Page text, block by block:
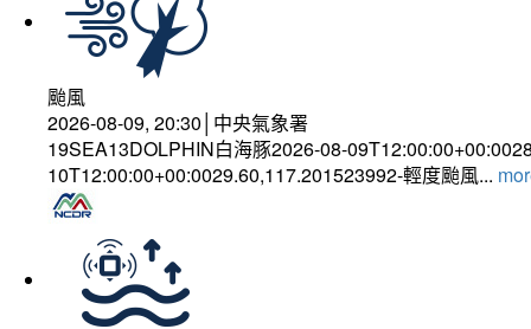
颱風
2026-08-09, 20:30│中央氣象署
19SEA13DOLPHIN白海豚2026-08-
10T12:00:00+00:0029.60,117.201523992-輕度颱風...